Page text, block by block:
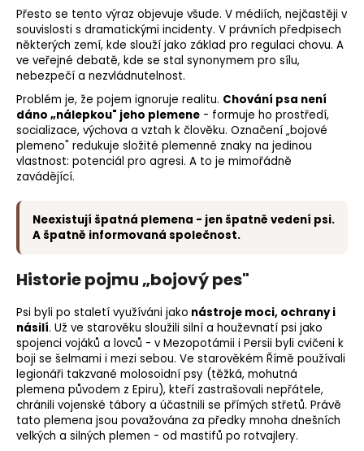
Přesto se tento výraz objevuje všude. V médiích, nejčastěji v
souvislosti s dramatickými incidenty. V právních předpisech
některých zemí, kde slouží jako základ pro regulaci chovu. A
ve veřejné debatě, kde se stal synonymem pro sílu,
nebezpečí a nezvládnutelnost.
Problém je, že pojem ignoruje realitu. Chování psa není
dáno „nálepkou" jeho plemene - formuje ho prostředí,
socializace, výchova a vztah k člověku. Označení „bojové
plemeno" redukuje složité plemenné znaky na jedinou
vlastnost: potenciál pro agresi. A to je mimořádně
zavádějící.
Neexistují špatná plemena - jen špatně vedení psi.
A špatně informovaná společnost.
Historie pojmu „bojový pes"
Psi byli po staletí využíváni jako nástroje moci, ochrany i
násilí. Už ve starověku sloužili silní a houževnatí psi jako
spojenci vojáků a lovců - v Mezopotámii i Persii byli cvičeni k
boji se šelmami i mezi sebou. Ve starověkém Římě používali
legionáři takzvané molosoidní psy (těžká, mohutná
plemena původem z Epiru), kteří zastrašovali nepřátele,
chránili vojenské tábory a účastnili se přímých střetů. Právě
tato plemena jsou považována za předky mnoha dnešních
velkých a silných plemen - od mastifů po rotvajlery.